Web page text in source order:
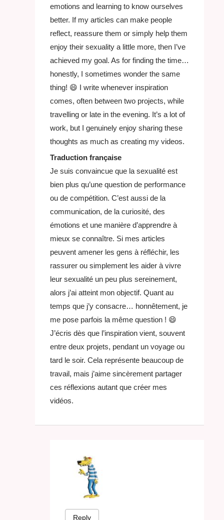
emotions and learning to know ourselves
better. If my articles can make people
reflect, reassure them or simply help them
enjoy their sexuality a little more, then I’ve
achieved my goal. As for finding the time…
honestly, I sometimes wonder the same
thing! 😄 I write whenever inspiration
comes, often between two projects, while
travelling or late in the evening. It’s a lot of
work, but I genuinely enjoy sharing these
thoughts as much as creating my videos.
Traduction française
Je suis convaincue que la sexualité est
bien plus qu’une question de performance
ou de compétition. C’est aussi de la
communication, de la curiosité, des
émotions et une manière d’apprendre à
mieux se connaître. Si mes articles
peuvent amener les gens à réfléchir, les
rassurer ou simplement les aider à vivre
leur sexualité un peu plus sereinement,
alors j’ai atteint mon objectif. Quant au
temps que j’y consacre… honnêtement, je
me pose parfois la même question ! 😄
J’écris dès que l’inspiration vient, souvent
entre deux projets, pendant un voyage ou
tard le soir. Cela représente beaucoup de
travail, mais j’aime sincèrement partager
ces réflexions autant que créer mes
vidéos.
Reply